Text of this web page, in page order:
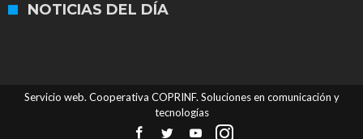
NOTICIAS DEL DÍA
Servicio web. Cooperativa COPRINF. Soluciones en comunicación y
tecnologías